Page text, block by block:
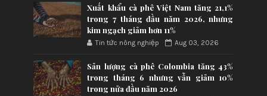
Xuất khẩu cà phê Việt Nam tăng 21,1%
trong 7 tháng đầu năm 2026, nhưng
kim ngạch giảm hơn 11%
Tin tức nông nghiệp Aug 03, 2026
Sản lượng cà phê Colombia tăng 43%
trong tháng 6 nhưng vẫn giảm 10%
trong nửa đầu năm 2026